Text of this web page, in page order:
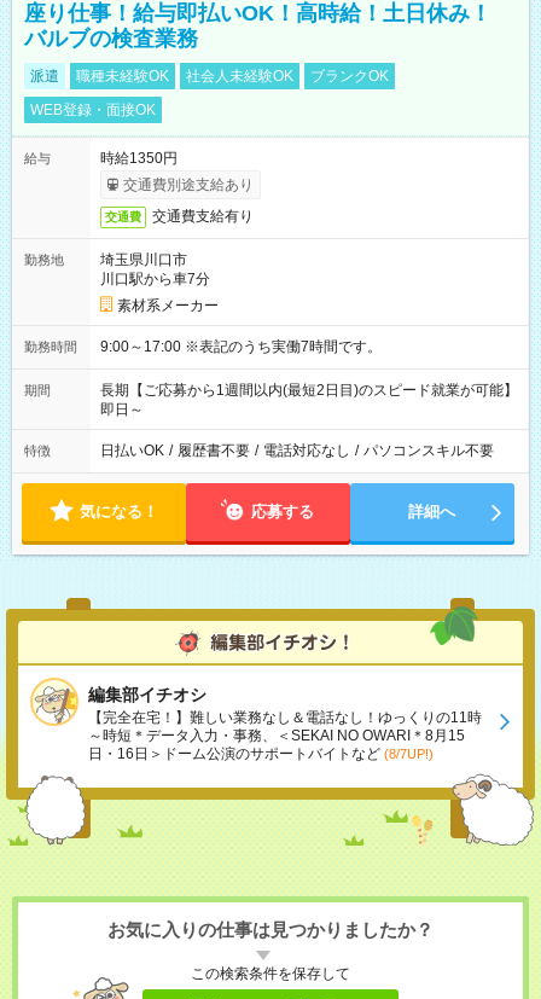
座り仕事！給与即払いOK！高時給！土日休み！
バルブの検査業務
派遣 職種未経験OK 社会人未経験OK
ブランクOK
WEB登録・面接OK
給与
時給1350円
交通費別途支給あり
交通費 交通費支給有り
勤務地
埼玉県川口市
川口駅から車7分
素材系メーカー
勤務時間 9:00～17:00 ※表記のうち実働7時間です。
期間
長期【ご応募から1週間以内(最短2日目)のスピード就業が可能】
即日～
特徴 日払いOK / 履歴書不要 / 電話対応なし / パソコンスキル不要
気になる！ 応募する 詳細へ
編集部イチオシ
【完全在宅！】難しい業務なし＆電話なし！ゆっくりの11時
～時短＊データ入力・事務、＜SEKAI NO OWARI＊8月15
日・16日＞ドーム公演のサポートバイトなど (8/7UP!)
お気に入りの仕事は見つかりましたか？
この検索条件を保存して